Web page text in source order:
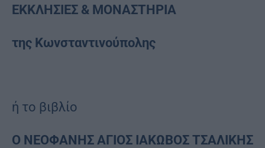
ΕΚΚΛΗΣΙΕΣ & ΜΟΝΑΣΤΗΡΙΑ
της Κωνσταντινούπολης
ή το βιβλίο
Ο ΝΕΟΦΑΝΗΣ ΑΓΙΟΣ ΙΑΚΩΒΟΣ ΤΣΑΛΙΚΗΣ